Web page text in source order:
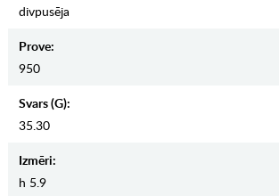
divpusēja
Prove:
950
Svars (g):
35.30
Izmēri:
h 5.9